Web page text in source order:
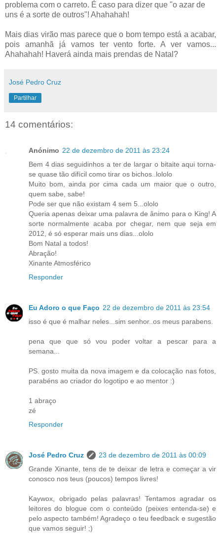
problema com o carreto. É caso para dizer que "o azar de
uns é a sorte de outros"! Ahahahah!
Mais dias virão mas parece que o bom tempo está a acabar,
pois amanhã já vamos ter vento forte. A ver vamos...
Ahahahah! Haverá ainda mais prendas de Natal?
José Pedro Cruz
Partilhar
14 comentários:
Anónimo 22 de dezembro de 2011 às 23:24
Bem 4 dias seguidinhos a ter de largar o bitaite aqui torna-
se quase tão difícil como tirar os bichos..lololo
Muito bom, ainda por cima cada um maior que o outro,
quem sabe, sabe!
Pode ser que não existam 4 sem 5...ololo
Queria apenas deixar uma palavra de ânimo para o King! A
sorte normalmente acaba por chegar, nem que seja em
2012, é só esperar mais uns dias...ololo
Bom Natal a todos!
Abração!
Xinante Atmosférico
Responder
Eu Adoro o que Faço 22 de dezembro de 2011 às 23:54
isso é que é malhar neles...sim senhor..os meus parabens.
pena que que só vou poder voltar a pescar para a
semana...
PS. gosto muita da nova imagem e da colocação nas fotos,
parabéns ao criador do logotipo e ao mentor :)
1 abraço
zé
Responder
José Pedro Cruz
23 de dezembro de 2011 às 00:09
Grande Xinante, tens de te deixar de letra e começar a vir
conosco nos teus (poucos) tempos livres!
Kaywox, obrigado pelas palavras! Tentamos agradar os
leitores do blogue com o conteúdo (peixes entenda-se) e
pelo aspecto também! Agradeço o teu feedback e sugestão
que vamos seguir! ;)